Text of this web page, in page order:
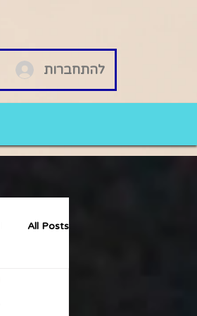
להתחברות
All Posts